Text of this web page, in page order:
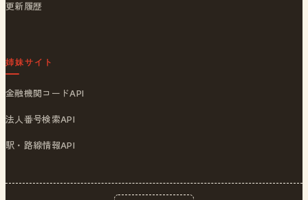
更新履歴
姉妹サイト
金融機関コードAPI
法人番号検索API
駅・路線情報API